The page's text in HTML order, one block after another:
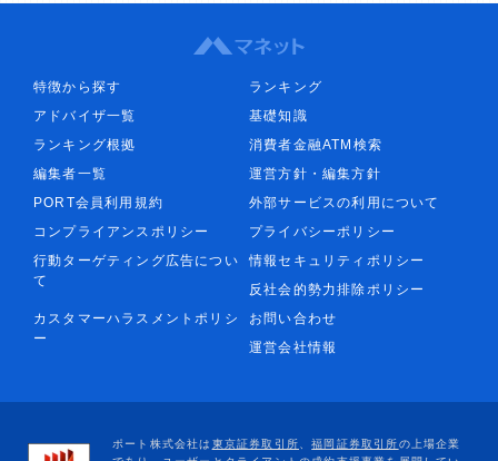
特徴から探す
ランキング
アドバイザ一覧
基礎知識
ランキング根拠
消費者金融ATM検索
編集者一覧
運営方針・編集方針
PORT会員利用規約
外部サービスの利用について
コンプライアンスポリシー
プライバシーポリシー
行動ターゲティング広告につい
て
情報セキュリティポリシー
反社会的勢力排除ポリシー
カスタマーハラスメントポリシ
ー
お問い合わせ
運営会社情報